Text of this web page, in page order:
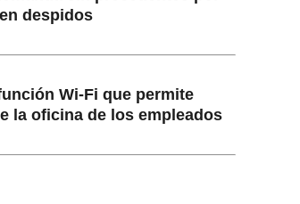
despidos
Wi-Fi que permite
la oficina de los empleados